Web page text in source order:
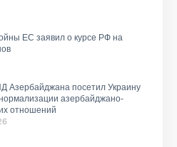
ЕС заявил о курсе РФ на
Азербайджана посетил Украину
азербайджано-
отношений